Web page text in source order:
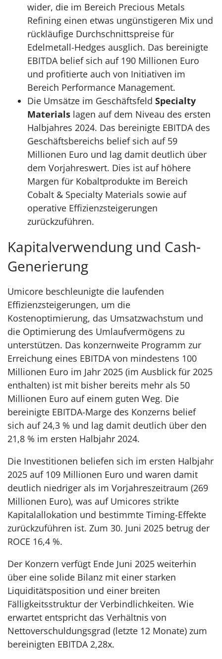
wider, die im Bereich Precious Metals
Refining einen etwas ungünstigeren Mix und
rückläufige Durchschnittspreise für
Edelmetall-Hedges ausglich. Das bereinigte
EBITDA belief sich auf 190 Millionen Euro
und profitierte auch von Initiativen im
Bereich Performance Management.
Die Umsätze im Geschäftsfeld Specialty
Materials lagen auf dem Niveau des ersten
Halbjahres 2024. Das bereinigte EBITDA des
Geschäftsbereichs belief sich auf 59
Millionen Euro und lag damit deutlich über
dem Vorjahreswert. Dies ist auf höhere
Margen für Kobaltprodukte im Bereich
Cobalt & Specialty Materials sowie auf
operative Effizienzsteigerungen
zurückzuführen.
Kapitalverwendung und Cash-
Generierung
Umicore beschleunigte die laufenden
Effizienzsteigerungen, um die
Kostenoptimierung, das Umsatzwachstum und
die Optimierung des Umlaufvermögens zu
unterstützen. Das konzernweite Programm zur
Erreichung eines EBITDA von mindestens 100
Millionen Euro im Jahr 2025 (im Ausblick für 2025
enthalten) ist mit bisher bereits mehr als 50
Millionen Euro auf einem guten Weg. Die
bereinigte EBITDA-Marge des Konzerns belief
sich auf 24,3 % und lag damit deutlich über den
21,8 % im ersten Halbjahr 2024.
Die Investitionen beliefen sich im ersten Halbjahr
2025 auf 109 Millionen Euro und waren damit
deutlich niedriger als im Vorjahreszeitraum (269
Millionen Euro), was auf Umicores strikte
Kapitalallokation und bestimmte Timing-Effekte
zurückzuführen ist. Zum 30. Juni 2025 betrug der
ROCE 16,4 %.
Der Konzern verfügt Ende Juni 2025 weiterhin
über eine solide Bilanz mit einer starken
Liquiditätsposition und einer breiten
Fälligkeitsstruktur der Verbindlichkeiten. Wie
erwartet entspricht das Verhältnis von
Nettoverschuldungsgrad (letzte 12 Monate) zum
bereinigten EBITDA 2,28x.